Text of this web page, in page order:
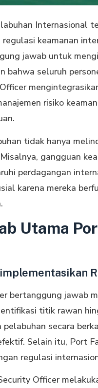
Internasional
keamanan
jawab untuk
bahwa seluruh
risiko
tidak hanya
gangguan
perdagangan
karena mereka
Utama
bertanggung jawab
titik rawan
pelabuhan secara
Selain itu, Port
regulasi
Officer